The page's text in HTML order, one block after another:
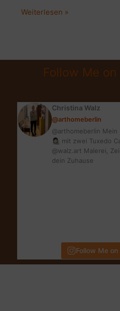
OSTERN
MINIMALISM:
Weiterlesen »
Follow Me
Christina Walz
@arthomeberlin
@arthomeberlin
👩🏻‍🎨 mit zwei
@walz.art Malerei,
dein Zuhause
Follow Me